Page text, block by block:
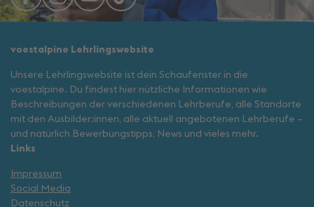
voestalpine Lehrlingswebsite
Unsere Lehrlingswebsite ist dein Schaufenster in die
voestalpine. Du findest hier nützliche Informationen wie
Beschreibungen der verschiedenen Lehrberufe, alle Standorte
mit den Ausbilder:innen, alle aktuell angebotenen Lehrberufe –
und natürlich Bewerbungstipps, News und vieles mehr.
Links
Impressum
Social Media
Datenschutz